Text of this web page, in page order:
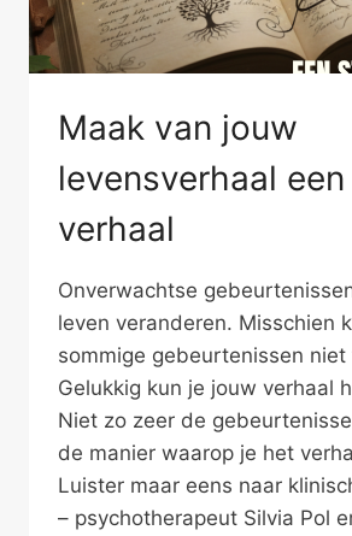
Maak van jouw
levensverhaal
verhaal
Onverwachtse
leven veranderen. Misschien
sommige gebeurtenissen niet
Gelukkig kun je jouw verhaal
Niet zo zeer de
de manier waarop je het
Luister maar eens naar
– psychotherapeut Silvia Pol